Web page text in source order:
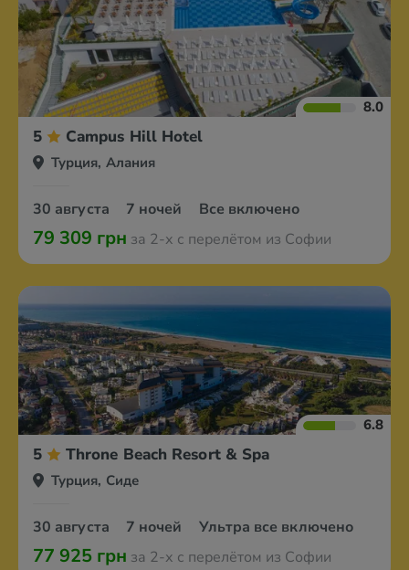
8.0
5 Campus Hill Hotel
Турция, Алания
30 августа 7 ночей Все включено
79 309 грн за 2-х с перелётом из Софии
6.8
5 Throne Beach Resort & Spa
Турция, Сиде
30 августа 7 ночей Ультра все включено
77 925 грн за 2-х с перелётом из Софии